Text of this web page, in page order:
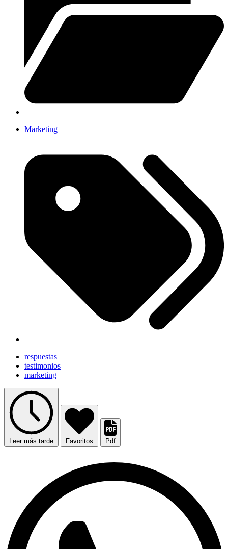
Marketing
respuestas
testimonios
marketing
Leer más tarde Favoritos Pdf